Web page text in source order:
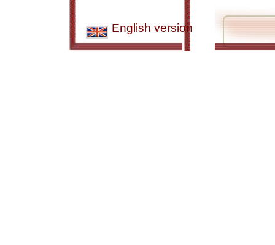
English version